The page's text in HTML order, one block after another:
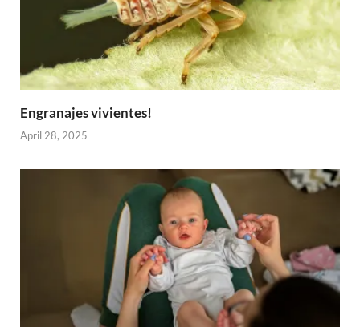
Engranajes vivientes!
April 28, 2025